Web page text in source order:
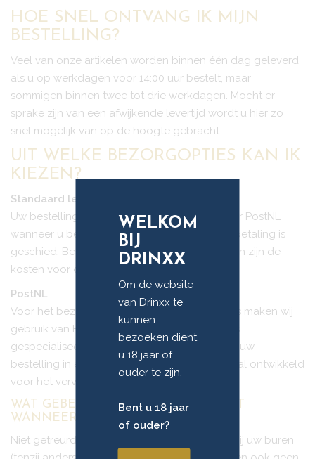
WELKOM
BIJ
DRINXX
Om de website
van Drinxx te
kunnen
bezoeken dient
u 18 jaar of
ouder te zijn.
Bent u 18 jaar
of ouder?
HOE SNEL ONTVANG IK MIJN
BESTELLING?
Veel van onze artikelen worden binnen één dag geleverd
als u op werkdagen voor 14:00 uur bestelt, maar
sommigen binnen twee tot drie werkdagen. Mocht er
sprake zijn van een afwijkende levertijd wordt u hier zo
snel mogelijk van op de hoogte gebracht.
UIT WELKE BEZORGOPTIES KAN IK
KIEZEN?
Standaard levering
Uw bestelling wordt gratis thuis geleverd door PostNL
wanneer u bestelt voor € 75,- of meer en de betaling is
geschied. Bestelt u voor minder dan € 75,- dan zijn de
kosten voor de verzending standaard € 6,95.
PostNL
Voor het bezorgen van uw wijn of accessoires maken wij
gebruik van Flespakket (PostNL). Flespakket is
gespecialiseerd in wijnleveringen. U ontvangt uw
bestelling in een degelijke verpakking, speciaal ontwikkeld
voor het vervoeren van wijn.
WAT GEBEURT ER MET MIJN PAKKET
WANNEER IK NIET THUIS BEN?
Niet getreurd! PostNL levert uw bestelling af bij uw buren